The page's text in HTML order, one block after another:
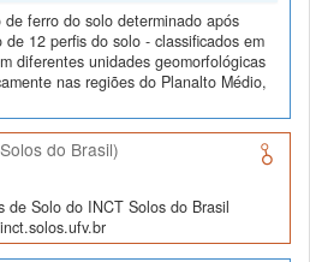
ferro do solo determinado após
12 perfis do solo - classificados em
diferentes unidades geomorfológicas
nas regiões do Planalto Médio,
do Brasil)
de Solo do INCT Solos do Brasil